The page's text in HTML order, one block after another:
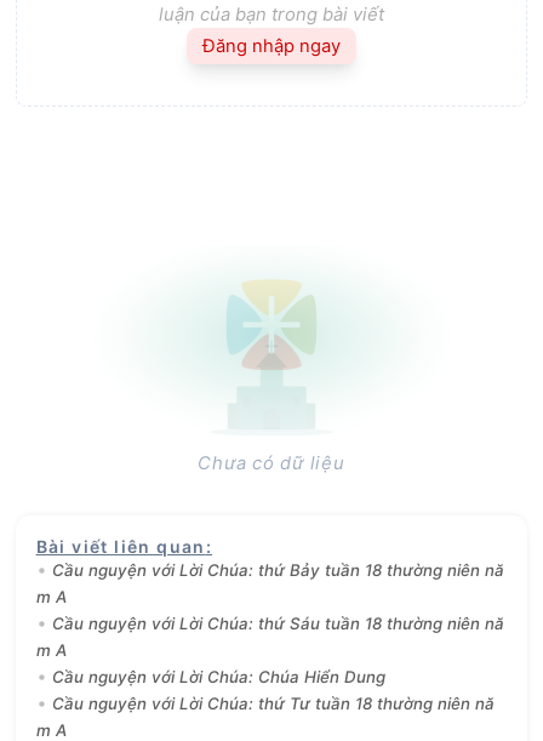
luận của bạn trong bài viết
Đăng nhập ngay
Chưa có dữ liệu
Bài viết liên quan :
Cầu nguyện với Lời Chúa: thứ Bảy tuần 18 thường niên nă
m A
Cầu nguyện với Lời Chúa: thứ Sáu tuần 18 thường niên nă
m A
Cầu nguyện với Lời Chúa: Chúa Hiển Dung
Cầu nguyện với Lời Chúa: thứ Tư tuần 18 thường niên nă
m A